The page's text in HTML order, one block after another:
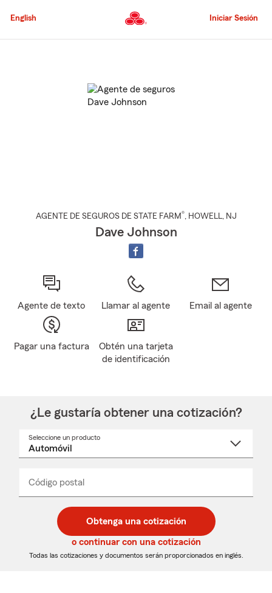
al
principal
English Iniciar Sesión
AGENTE DE SEGUROS DE STATE FARM®, HOWELL, NJ
Dave Johnson
Agente de texto Llamar al agente Email al agente
Pagar una factura
Obtén una tarjeta
de identificación
¿Le gustaría obtener una cotización?
Seleccione un producto
desplegable
Código postal
de
5
dígitos
de
5
dígitos
_____
Obtenga una cotización
o continuar con una cotización
Todas las cotizaciones y documentos serán proporcionados en inglés.